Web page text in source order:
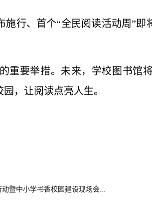
行、首个“全民阅读活动周”
重要举措。未来，学校图书馆
，让阅读点亮人生。
暨中小学书香校园建设现场会...